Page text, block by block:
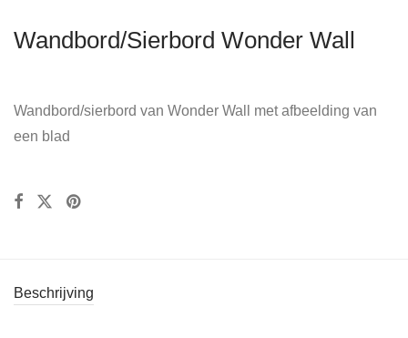
Wandbord/Sierbord Wonder Wall
Wandbord/sierbord van Wonder Wall met afbeelding van
een blad
Beschrijving